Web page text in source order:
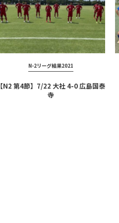
N-2リーグ結果2021
【N2 第4節】7/22 大社 4-0 広島国泰
寺